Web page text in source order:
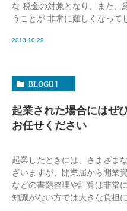
な 税金の対象となり、また、
うことが 非常に難しくなっ
2013.10.29
BLOG01
起業された場合にはぜ
お任せください
起業したときには、さまざま
ざいますが、開業届から開業
などの書類整理や計算は非常
知識がない方では大きな負担